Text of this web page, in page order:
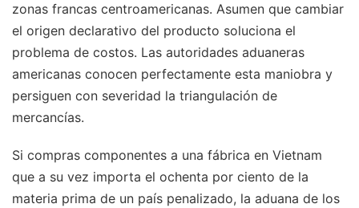
zonas francas centroamericanas. Asumen que cambiar
el origen declarativo del producto soluciona el
problema de costos. Las autoridades aduaneras
americanas conocen perfectamente esta maniobra y
persiguen con severidad la triangulación de
mercancías.
Si compras componentes a una fábrica en Vietnam
que a su vez importa el ochenta por ciento de la
materia prima de un país penalizado, la aduana de los